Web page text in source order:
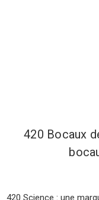
420 Bocaux
420 Science : une